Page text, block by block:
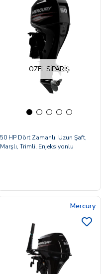
ÖZEL SIPARIŞ
50 HP Dört Zamanlı, Uzun Şaft,
Marşlı, Trimli, Enjeksiyonlu
Mercury